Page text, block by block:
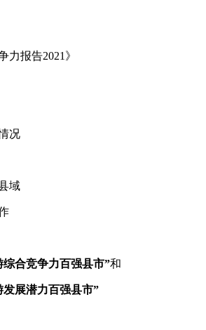
力报告2021》
况
域
综合竞争力百强县市”和
发展潜力百强县市”